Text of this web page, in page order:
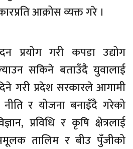
आक्रोस व्यक्त गरे ।
प्रयोग गरी कपडा उद्योग
सकिने बताउँदै युवालाई
गरी प्रदेश सरकारले आगामी
र योजना बनाइँदै गरेको
प्रविधि र कृषि क्षेत्रलाई
तालिम र बीउ पुँजीको